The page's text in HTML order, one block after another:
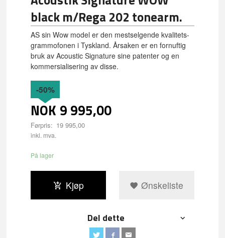
black m/Rega 202 tonearm.
AS sin Wow model er den mestselgende kvalitets-
grammofonen i Tyskland. Årsaken er en fornuftig
bruk av Acoustic Signature sine patenter og en
kommersialisering av disse.
NOK 9 995,00
Førpris: 19 995,00
Rabatt
-50%
inkl. mva.
På lager
Kjøp Ønskeliste
Del dette